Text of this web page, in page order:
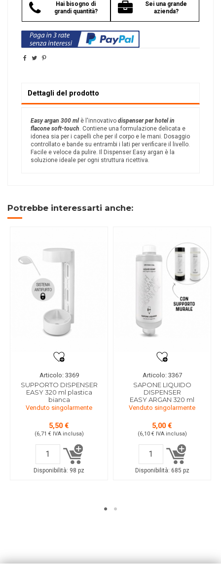
Hai bisogno di
grandi quantità?
Sei una grande
azienda?
Dettagli del prodotto
Easy argan 300 ml è l'innovativo dispenser per hotel in
flacone soft-touch. Contiene una formulazione delicata e
idonea sia per i capelli che per il corpo e le mani. Dosaggio
controllato e bande su entrambi i lati per verificare il livello.
Facile e veloce da pulire. Il Dispenser Easy argan è la
soluzione ideale per ogni struttura ricettiva.
Potrebbe interessarti anche:
Articolo: 3369
SUPPORTO DISPENSER
EASY 320 ml plastica
bianca
Venduto singolarmente
5,50 €
(6,71 € IVA inclusa)
Disponibilità: 98 pz
Articolo: 3367
SAPONE LIQUIDO
DISPENSER
EASY ARGAN 320 ml
Venduto singolarmente
5,00 €
(6,10 € IVA inclusa)
Disponibilità: 685 pz